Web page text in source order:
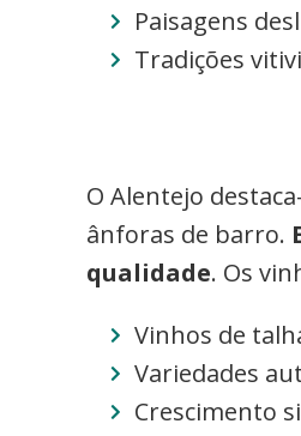
Paisagens
Tradições
O Alentejo
ânforas de barro.
qualidade. Os
Vinhos de
Variedades
Crescimento